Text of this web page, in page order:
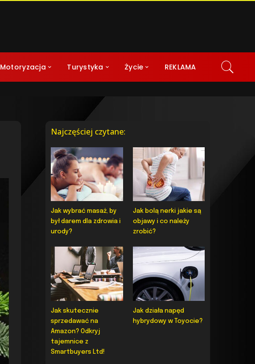
Motoryzacja Turystyka Życie REKLAMA
Najczęściej czytane:
Jak wybrać masaż, by
był darem dla zdrowia i
urody?
Jak bolą nerki jakie są
objawy i co należy
zrobić?
Jak skutecznie
sprzedawać na
Amazon? Odkryj
tajemnice z
Smartbuyers Ltd!
Jak działa napęd
hybrydowy w Toyocie?